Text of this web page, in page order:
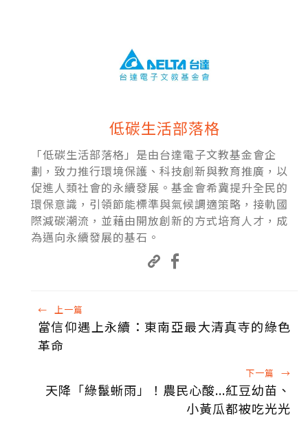
低碳生活部落格
「低碳生活部落格」是由台達電子文教基金會企
劃，致力推行環境保護、科技創新與教育推廣，以
促進人類社會的永續發展。基金會希冀提升全民的
環保意識，引領節能標準與氣候調適策略，接軌國
際減碳潮流，並藉由開放創新的方式培育人才，成
為邁向永續發展的基石。
← 上一篇
當信仰遇上永續：東南亞最大清真寺的綠色
革命
下一篇 →
天降「綠鬣蜥雨」！農民心酸...紅豆幼苗、
小黃瓜都被吃光光